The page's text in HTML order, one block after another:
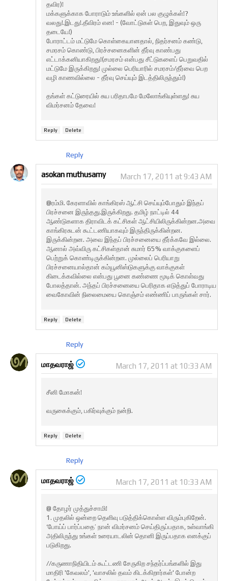
தவிர)!
மக்களுக்காக போராடும் உங்களில் ஏன் பல குழுக்கள்!?
வலது!.இடது!.தீவிரம் என! - (வோட்டுகள் பெற, இதுவும் ஒரு
தடையே!)
போராட்டம் மட்டுமே கொள்கையானதால், நிதர்சனம் கண்டு,
சமரசம் கொண்டு, பிரச்சனைகளின் தீர்வு காண்பது
எட்டாக்கனியாகிறது!(சமரசம் என்பது சீட்டுகளைப் பெறுவதில்
மட்டுமே இருக்கிறது! முல்லை பெரியாரில் சமரசம்/தீர்வை பெற
வழி காணவில்லை - தீர்வு செய்யும் இடத்திலிருந்தும்!)
தங்கள் கட்டுரையில் சுய பரிதாபமே மேலோங்கியுள்ளது! சுய
விமர்சனம் தேவை!
Reply Delete
Reply
asokan muthusamy March 17, 2011 at 9:43 AM
@ரம்மி. கேரளாவில் காங்கிரஸ் ஆட்சி செய்யும்போதும் இந்தப்
பிரச்சனை இருந்தது.இருக்கிறது. தமிழ் நாட்டில் 44
ஆண்டுகளாக திராவிடக் கட்சிகள் ஆட்சியிலிருக்கின்றன.அவை
காங்கிரசுடன் கூட்டணியாகவும் இருந்திருக்கின்றன.
இருக்கின்றன. அவை இந்தப் பிரச்சனையை தீர்க்கவே இல்லை.
ஆனால் அவ்விரு கட்சிகள்தான் சுமார் 65% வாக்குகளைப்
பெற்றுக் கொண்டிருக்கின்றன. முல்லைப் பெரியாறு
பிரச்சனையால்தான் கம்யூனிஸ்டுகளுக்கு வாக்குகள்
கிடைக்கவில்லை என்பது பூனை கண்ணை மூடிக் கொள்வது
போலத்தான். அந்தப் பிரச்சனையை பெரிதாக எடுத்துப் போராடிய
வைகோவின் நிலைமையை கொஞ்சம் எண்ணிப் பாருங்கள் சார்.
Reply Delete
Reply
மாதவராஜ் March 17, 2011 at 10:33 AM
சீனி மோகன்!
வருகைக்கும், பகிர்வுக்கும் நன்றி.
Reply Delete
Reply
மாதவராஜ் March 17, 2011 at 10:33 AM
@ தோழர் முத்துச்சாமி!
1. முதலில் ஒன்றை தெளிவு படுத்திக்கொள்ள விரும்புகிறேன்.
‘போய்ப் பார்ப்பதை’ நான் விமர்சனம் செய்திருப்பதாக, உள்வாங்கி
அதிலிருந்து உங்கள் உரையாடலின் தொனி இருப்பதாக எனக்குப்
படுகிறது.
//கருணாநிதியிடம் கூட்டணி சேருகிற சந்தர்ப்பங்களில் இது
மாதிரி 'கேவலம்', 'வாசலில் தவம் கிடக்கிறார்கள்' போன்ற